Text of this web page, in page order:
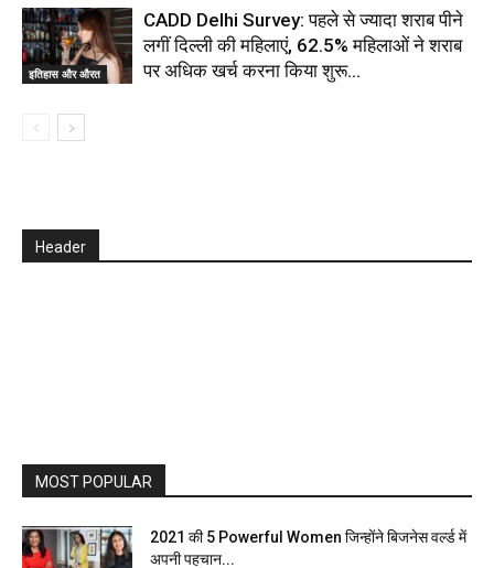
इतिहास और औरत
CADD Delhi Survey: पहले से ज्यादा शराब पीने
लगीं दिल्ली की महिलाएं, 62.5% महिलाओं ने शराब
पर अधिक खर्च करना किया शुरू…
Header
MOST POPULAR
2021 की 5 Powerful Women जिन्होंने बिजनेस वर्ल्ड में
अपनी पहचान...